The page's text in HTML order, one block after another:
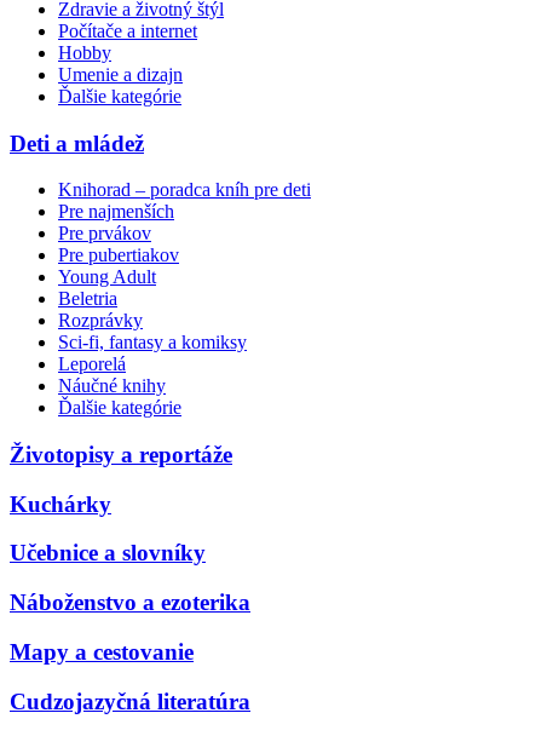
Zdravie a životný štýl
Počítače a internet
Hobby
Umenie a dizajn
Ďalšie kategórie
Deti a mládež
Knihorad – poradca kníh pre deti
Pre najmenších
Pre prvákov
Pre pubertiakov
Young Adult
Beletria
Rozprávky
Sci-fi, fantasy a komiksy
Leporelá
Náučné knihy
Ďalšie kategórie
Životopisy a reportáže
Kuchárky
Učebnice a slovníky
Náboženstvo a ezoterika
Mapy a cestovanie
Cudzojazyčná literatúra